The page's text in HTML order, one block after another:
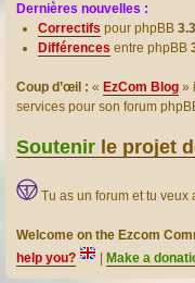
Dernières nouvelles :
Correctifs pour phpBB
Différences entre phpBB
Coup d’œil : « EzCom Blog »
services pour son forum
Soutenir le projet
Tu as un forum et tu veux
Welcome on the Ezcom
help you?
Make a